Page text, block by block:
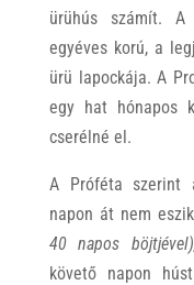
ürühús számít.
egyéves korú, a
ürü lapockája. A
egy hat hónapos
cserélné el.
A Próféta szerint
napon át nem
40 napos
követő napon